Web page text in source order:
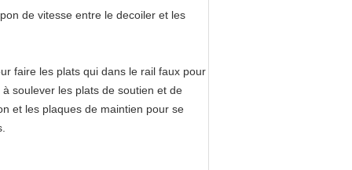
de vitesse entre le decoiler et les
faire les plats qui dans le rail faux pour
soulever les plats de soutien et de
et les plaques de maintien pour se